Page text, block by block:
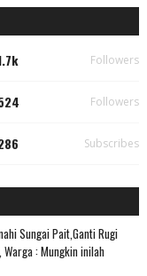
Followers
Followers
Subscribes
Sungai Pait,Ganti Rugi
: Mungkin inilah